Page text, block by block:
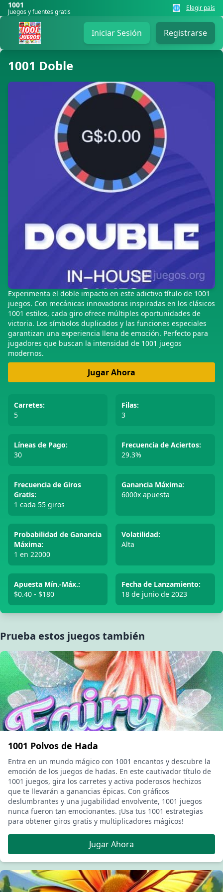
1001
Juegos y fuentes gratis 🌐 Elegir país
Iniciar Sesión Registrarse
1001 Doble
Experimenta el doble impacto en este adictivo título de 1001
juegos. Con mecánicas innovadoras inspiradas en los clásicos
1001 estilos, cada giro ofrece múltiples oportunidades de
victoria. Los símbolos duplicados y las funciones especiales
garantizan una experiencia llena de emoción. Perfecto para
jugadores que buscan la intensidad de 1001 juegos
modernos.
Jugar Ahora
Carretes:
5
Filas:
3
Líneas de Pago:
30
Frecuencia de Aciertos:
29.3%
Frecuencia de Giros
Gratis:
1 cada 55 giros
Ganancia Máxima:
6000x apuesta
Probabilidad de Ganancia
Máxima:
1 en 22000
Volatilidad:
Alta
Apuesta Mín.-Máx.:
$0.40 - $180
Fecha de Lanzamiento:
18 de junio de 2023
Prueba estos juegos también
1001 Polvos de Hada
Entra en un mundo mágico con 1001 encantos y descubre la
emoción de los juegos de hadas. En este cautivador título de
1001 juegos, gira los carretes y activa poderosos hechizos
que te llevarán a ganancias épicas. Con gráficos
deslumbrantes y una jugabilidad envolvente, 1001 juegos
nunca fueron tan emocionantes. ¡Usa tus 1001 estrategias
para obtener giros gratis y multiplicadores mágicos!
Jugar Ahora